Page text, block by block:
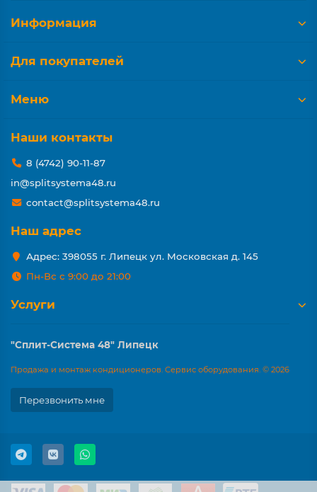
Информация
Для покупателей
Меню
Наши контакты
8 (4742) 90-11-87
in@splitsystema48.ru
contact@splitsystema48.ru
Наш адрес
Адрес: 398055 г. Липецк ул. Московская д. 145
Пн-Вс с 9:00 до 21:00
Услуги
"Сплит-Система 48" Липецк
Продажа и монтаж кондиционеров. Сервис оборудования. © 2026
Перезвонить мне